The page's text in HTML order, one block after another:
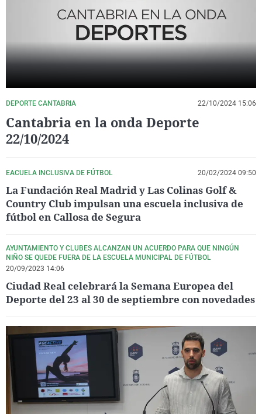
La rosa de los vientos
Gente viajera
Como el perro y el
Caso
Retornados
Equipo de
Extremadura
Galicia
La Rioja
País Vasco
Virales
Televisión
Elecciones
DEPORTE CANTABRIA 22/10/2024 15:06
Cantabria en la onda Deporte
22/10/2024
EACUELA INCLUSIVA DE FÚTBOL 20/02/2024 09:50
La Fundación Real Madrid y Las Colinas Golf &
Country Club impulsan una escuela inclusiva de
fútbol en Callosa de Segura
AYUNTAMIENTO Y CLUBES ALCANZAN UN ACUERDO PARA QUE NINGÚN
NIÑO SE QUEDE FUERA DE LA ESCUELA MUNICIPAL DE FÚTBOL
20/09/2023 14:06
Ciudad Real celebrará la Semana Europea del
Deporte del 23 al 30 de septiembre con novedades